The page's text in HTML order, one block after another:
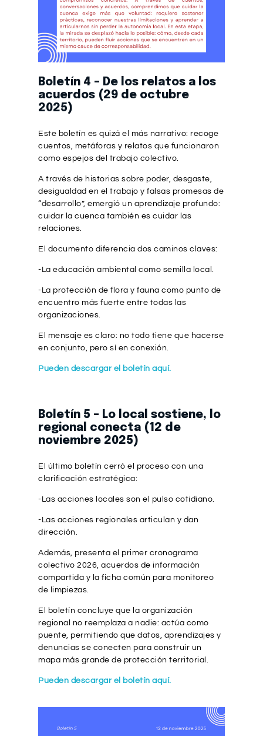
Boletín 4 – De los relatos a los
acuerdos (29 de octubre
2025)
Este boletín es quizá el más narrativo: recoge
cuentos, metáforas y relatos que funcionaron
como espejos del trabajo colectivo.
A través de historias sobre poder, desgaste,
desigualdad en el trabajo y falsas promesas de
“desarrollo”, emergió un aprendizaje profundo:
cuidar la cuenca también es cuidar las
relaciones.
El documento diferencia dos caminos claves:
-La educación ambiental como semilla local.
-La protección de flora y fauna como punto de
encuentro más fuerte entre todas las
organizaciones.
El mensaje es claro: no todo tiene que hacerse
en conjunto, pero sí en conexión.
Pueden descargar el boletín aquí.
Boletín 5 – Lo local sostiene, lo
regional conecta (12 de
noviembre 2025)
El último boletín cerró el proceso con una
clarificación estratégica:
-Las acciones locales son el pulso cotidiano.
-Las acciones regionales articulan y dan
dirección.
Además, presenta el primer cronograma
colectivo 2026, acuerdos de información
compartida y la ficha común para monitoreo
de limpiezas.
El boletín concluye que la organización
regional no reemplaza a nadie: actúa como
puente, permitiendo que datos, aprendizajes y
denuncias se conecten para construir un
mapa más grande de protección territorial.
Pueden descargar el boletín aquí.